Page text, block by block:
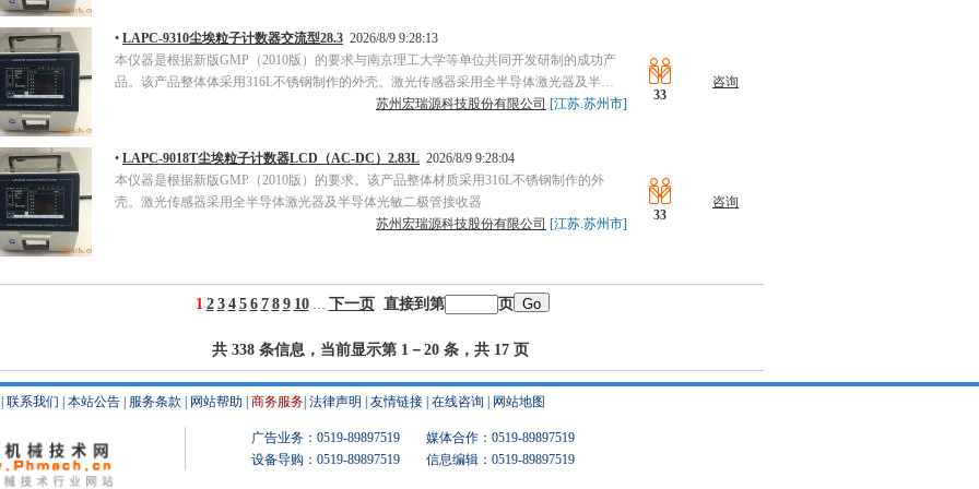
• LAPC-9310尘埃粒子计数器交流型28.3 2026/8/9 9:28:13
本仪器是根据新版GMP（2010版）的要求与南京理工大学等单位共同开发研制的成功产
品。该产品整体体采用316L不锈钢制作的外壳。激光传感器采用全半导体激光器及半…
苏州宏瑞源科技股份有限公司 [江苏.苏州市]
33
咨询
• LAPC-9018T尘埃粒子计数器LCD（AC-DC）2.83L 2026/8/9 9:28:04
本仪器是根据新版GMP（2010版）的要求。该产品整体材质采用316L不锈钢制作的外
壳。激光传感器采用全半导体激光器及半导体光敏二极管接收器
苏州宏瑞源科技股份有限公司 [江苏.苏州市]
33
咨询
1 2 3 4 5 6 7 8 9 10… 下一页直接到第 页
共 338 条信息，当前显示第 1－20 条，共 17 页
联系我们 本站公告| 服务条款 网站帮助 商务服务| 法律声明 友情链接| 在线咨询 网站地图
广告业务：0519-89897519 媒体合作：0519-89897519
设备导购：0519-89897519 信息编辑：0519-89897519